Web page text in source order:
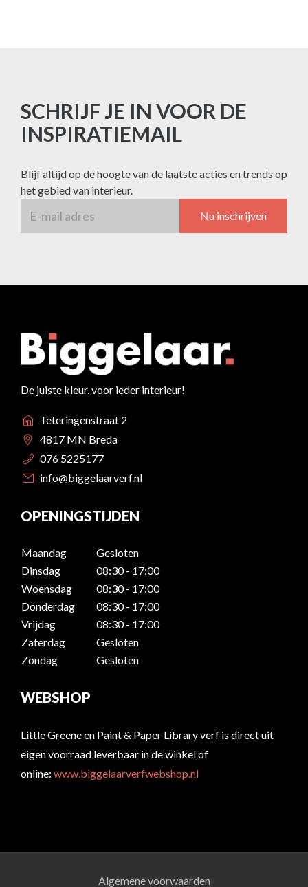
SCHRIJF JE IN VOOR DE
INSPIRATIEMAIL
Blijf altijd op de hoogte van de laatste acties en trends op
het gebied van interieur.
Nu inschrijven
De juiste kleur, voor ieder interieur!
Teteringenstraat 2
4817 MN Breda
076 5225177
info@biggelaarverf.nl
OPENINGSTIJDEN
Maandag
Gesloten
Dinsdag
08:30 - 17:00
Woensdag
08:30 - 17:00
Donderdag
08:30 - 17:00
Vrijdag
08:30 - 17:00
Zaterdag
Gesloten
Zondag
Gesloten
WEBSHOP
Little Greene en Paint & Paper Library verf is direct uit
eigen voorraad leverbaar in de winkel of
online: www.biggelaarverfwebshop.nl
Algemene voorwaarden